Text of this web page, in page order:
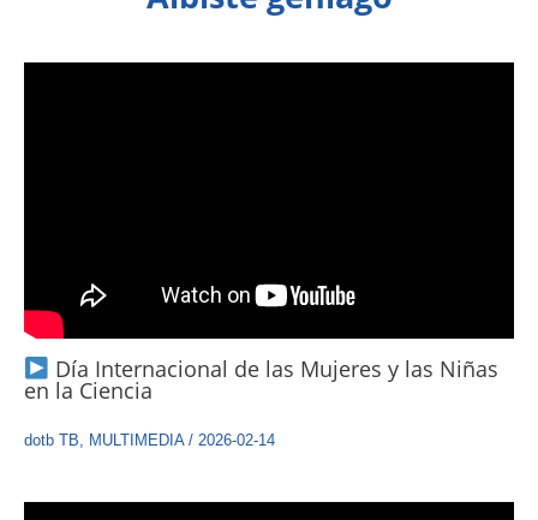
Día Internacional de las Mujeres y las Niñas
en la Ciencia
dotb TB, MULTIMEDIA/ 2026-02-14